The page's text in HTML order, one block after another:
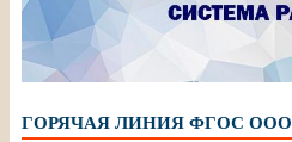
ГОРЯЧАЯ ЛИНИЯ ФГОС ООО